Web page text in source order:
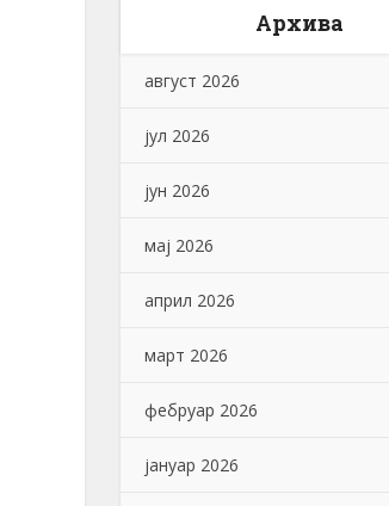
Архива
август 2026
јул 2026
јун 2026
мај 2026
април 2026
март 2026
фебруар 2026
јануар 2026